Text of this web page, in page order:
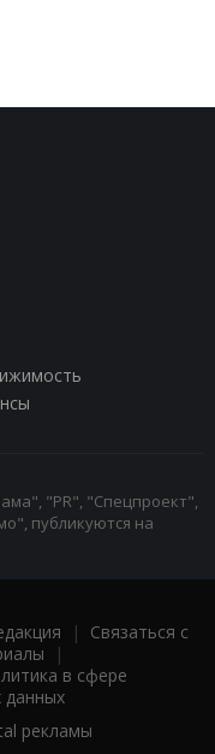
"PR", "Спецпроект",
публикуются на
| Связаться с
|
в сфере
данных
рекламы